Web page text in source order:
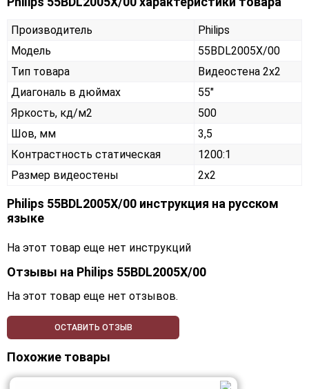
Производитель
Philips
Модель
55BDL2005X/00
Тип товара
Видеостена 2х2
Диагональ в дюймах
55"
Яркость, кд/м2
500
Шов, мм
3,5
Контрастность статическая
1200:1
Размер видеостены
2x2
Philips 55BDL2005X/00 инструкция на русском
языке
На этот товар еще нет инструкций
Отзывы на Philips 55BDL2005X/00
На этот товар еще нет отзывов.
ОСТАВИТЬ ОТЗЫВ
Похожие товары